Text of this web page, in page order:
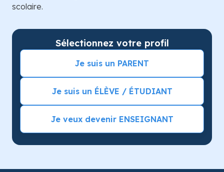
scolaire.
Sélectionnez votre profil
Je suis un PARENT
Je suis un ÉLÈVE / ÉTUDIANT
Je veux devenir ENSEIGNANT